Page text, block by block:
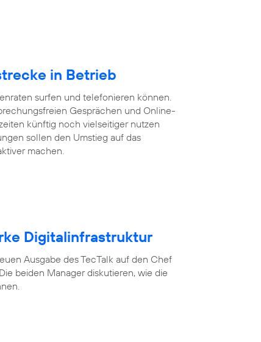
in Betrieb
surfen und telefonieren können.
Gesprächen und Online-
künftig noch vielseitiger nutzen
sollen den Umstieg auf das
machen.
Digitalinfrastruktur
Ausgabe des TecTalk auf den Chef
beiden Manager diskutieren, wie die